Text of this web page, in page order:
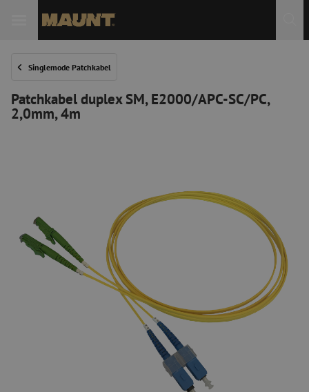
Singlemode Patchkabel
Patchkabel duplex SM, E2000/APC-SC/PC,
2,0mm, 4m